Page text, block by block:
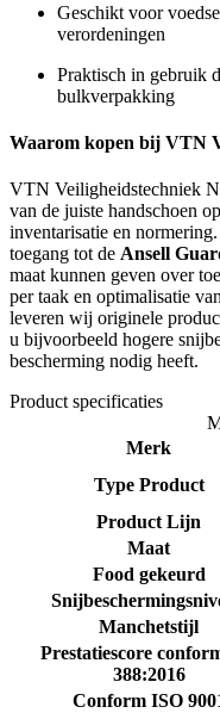
Geschikt voor
verordeningen
Praktisch in gebruik
bulkverpakking
Waarom kopen bij VTN
VTN Veiligheidstechniek
van de juiste handschoen
inventarisatie en
toegang tot de Ansell
maat kunnen geven over
per taak en optimalisatie
leveren wij originele
u bijvoorbeeld hogere
bescherming nodig heeft.
Product specificaties
Merk
Type Product
Product Lijn
Maat
Food gekeurd
Manchetstijl
Prestatiescore
388:2016
Conform ISO